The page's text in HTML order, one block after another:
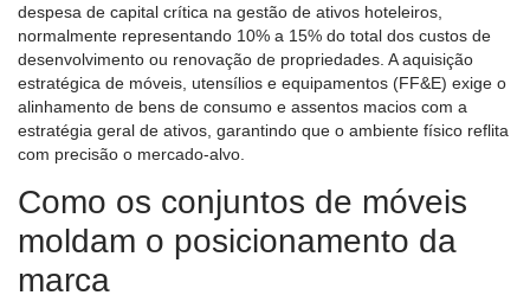
despesa de capital crítica na gestão de ativos hoteleiros,
normalmente representando 10% a 15% do total dos custos de
desenvolvimento ou renovação de propriedades. A aquisição
estratégica de móveis, utensílios e equipamentos (FF&E) exige o
alinhamento de bens de consumo e assentos macios com a
estratégia geral de ativos, garantindo que o ambiente físico reflita
com precisão o mercado-alvo.
Como os conjuntos de móveis
moldam o posicionamento da
marca